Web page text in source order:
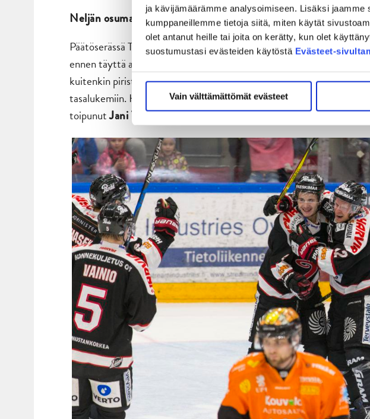
ja kävijämäärämme analysoimiseen. Lisäksi
kumppaneillemme tietoja siitä, miten käytät
olet antanut heille tai joita on kerätty, kun olet
suostumustasi evästeiden käytöstä Evästeet-
Vain välttämättömät evästeet
Neljän osuman päätöserä
Päätöserässä Toni Kähkönen onnistui siirtämään vierasmiehistön 3-
ennen täyttä aikaa, minkä seurauksena
kuitenkin piristystä puseroonsa ja tylytti hetkeä myöhemmin
tasalukemiin. Hurrikaanimiehistön onnistujina kunnostautuivat
toipunutJani Tuppurainen, sekä liigauran avausmaalinsa